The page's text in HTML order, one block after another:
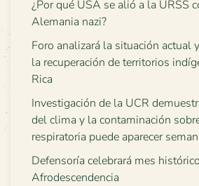
¿Por qué USA se alió a la URSS
Alemania nazi?
Foro analizará la situación actual
la recuperación de territorios
Rica
Investigación de la UCR
del clima y la contaminación
respiratoria puede aparecer
Defensoría celebrará mes
Afrodescendencia